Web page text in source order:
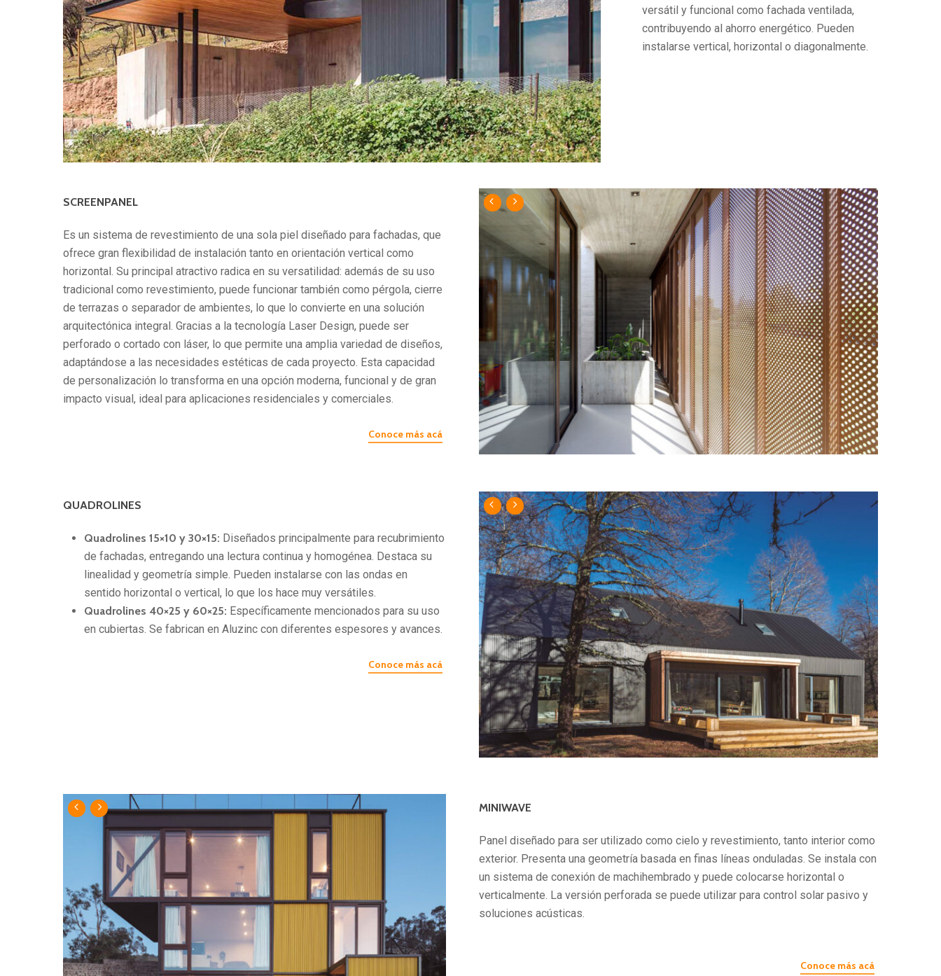
versátil y funcional como fachada ventilada,
contribuyendo al ahorro energético. Pueden
instalarse vertical, horizontal o diagonalmente.
SCREENPANEL
Es un sistema de revestimiento de una sola piel diseñado para fachadas, que
ofrece gran flexibilidad de instalación tanto en orientación vertical como
horizontal. Su principal atractivo radica en su versatilidad: además de su uso
tradicional como revestimiento, puede funcionar también como pérgola, cierre
de terrazas o separador de ambientes, lo que lo convierte en una solución
arquitectónica integral. Gracias a la tecnología Laser Design, puede ser
perforado o cortado con láser, lo que permite una amplia variedad de diseños,
adaptándose a las necesidades estéticas de cada proyecto. Esta capacidad
de personalización lo transforma en una opción moderna, funcional y de gran
impacto visual, ideal para aplicaciones residenciales y comerciales.
Conoce más acá
QUADROLINES
Quadrolines 15×10 y 30×15: Diseñados principalmente para recubrimiento
de fachadas, entregando una lectura continua y homogénea. Destaca su
linealidad y geometría simple. Pueden instalarse con las ondas en
sentido horizontal o vertical, lo que los hace muy versátiles.
Quadrolines 40×25 y 60×25: Específicamente mencionados para su uso
en cubiertas. Se fabrican en Aluzinc con diferentes espesores y avances.
Conoce más acá
MINIWAVE
Panel diseñado para ser utilizado como cielo y revestimiento, tanto interior como
exterior. Presenta una geometría basada en finas líneas onduladas. Se instala con
un sistema de conexión de machihembrado y puede colocarse horizontal o
verticalmente. La versión perforada se puede utilizar para control solar pasivo y
soluciones acústicas.
Conoce más acá